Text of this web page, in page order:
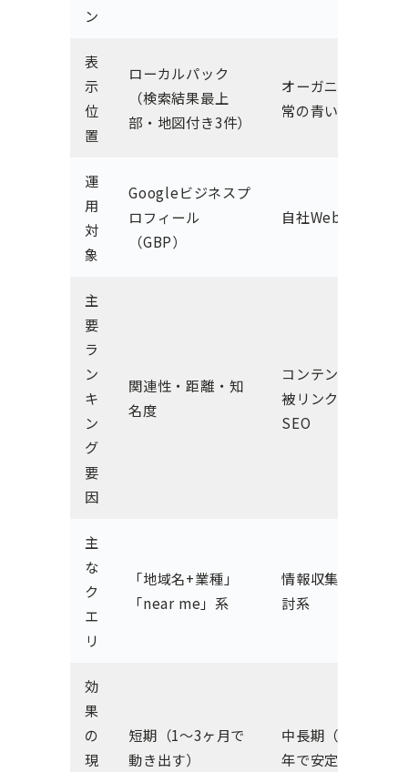
ン
表
示
位
置
ローカルパック
（検索結果最上
部・地図付き3件）
オーガニック（通
常の青いリンク）
運
用
対
象
Googleビジネスプ
ロフィール
（GBP）
自社Webサイト
主
要
ラ
ン
キ
ン
グ
要
因
関連性・距離・知
名度
コンテンツ品質・
被リンク・技術的
SEO
主
な
ク
エ
リ
「地域名+業種」
「near me」系
情報収集・比較検
討系
効
果
の
現
短期（1〜3ヶ月で
動き出す）
中長期（6ヶ月〜1
年で安定）